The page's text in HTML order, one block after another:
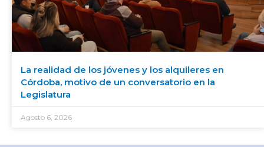
La realidad de los jóvenes y los alquileres en
Córdoba, motivo de un conversatorio en la
Legislatura
Agosto 6, 2026